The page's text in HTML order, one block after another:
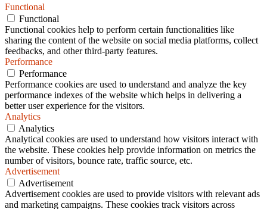
Functional
Functional
Functional cookies help to perform certain functionalities like
sharing the content of the website on social media platforms, collect
feedbacks, and other third-party features.
Performance
Performance
Performance cookies are used to understand and analyze the key
performance indexes of the website which helps in delivering a
better user experience for the visitors.
Analytics
Analytics
Analytical cookies are used to understand how visitors interact with
the website. These cookies help provide information on metrics the
number of visitors, bounce rate, traffic source, etc.
Advertisement
Advertisement
Advertisement cookies are used to provide visitors with relevant ads
and marketing campaigns. These cookies track visitors across